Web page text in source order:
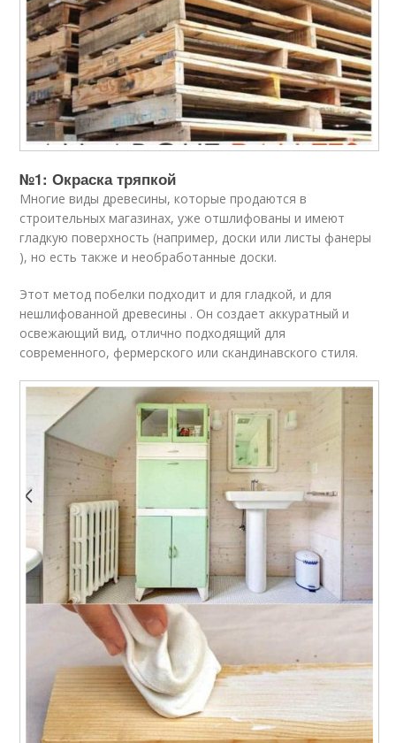
№1: Окраска тряпкой
Многие виды древесины, которые продаются в
строительных магазинах, уже отшлифованы и имеют
гладкую поверхность (например, доски или листы фанеры
), но есть также и необработанные доски.
Этот метод побелки подходит и для гладкой, и для
нешлифованной древесины . Он создает аккуратный и
освежающий вид, отлично подходящий для
современного, фермерского или скандинавского стиля.